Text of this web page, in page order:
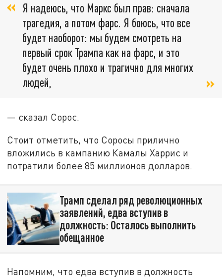
Я надеюсь, что Маркс был прав: сначала
трагедия, а потом фарс. Я боюсь, что все
будет наоборот: мы будем смотреть на
первый срок Трампа как на фарс, и это
будет очень плохо и трагично для многих
людей,
— сказал Сорос.
Стоит отметить, что Соросы прилично
вложились в кампанию Камалы Харрис и
потратили более 85 миллионов долларов.
Трамп сделал ряд революционных
заявлений, едва вступив в
должность: Осталось выполнить
обещанное
Напомним, что едва вступив в должность